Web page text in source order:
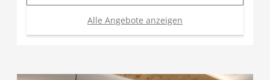
Alle Angebote anzeigen